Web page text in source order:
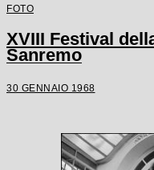
FOTO
XVIII Festival
Sanremo
30 GENNAIO 1968